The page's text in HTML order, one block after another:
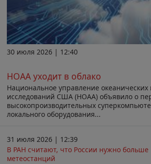
30 июля 2026 | 12:40
НОАА уходит в облако
Национальное управление
исследований США (НОАА) объявило о
высокопроизводительных
локального оборудования...
31 июля 2026 | 12:39
В РАН считают, что России нужно больше
метеостанций